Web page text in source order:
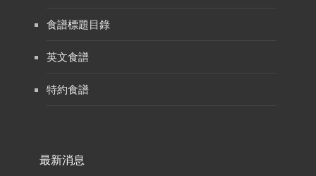
食譜標題目錄
英文食譜
特約食譜
最新消息